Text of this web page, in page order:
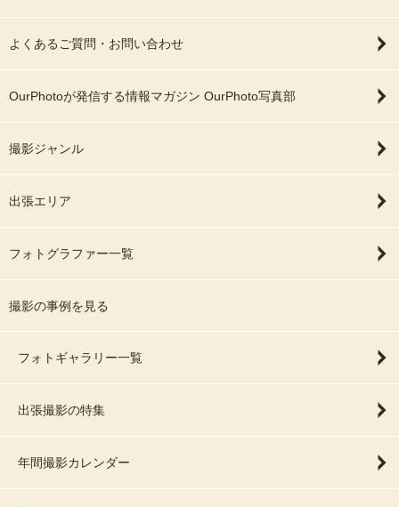
よくあるご質問・お問い合わせ
OurPhotoが発信する情報マガジン OurPhoto写真部
撮影ジャンル
出張エリア
フォトグラファー一覧
撮影の事例を見る
フォトギャラリー一覧
出張撮影の特集
年間撮影カレンダー